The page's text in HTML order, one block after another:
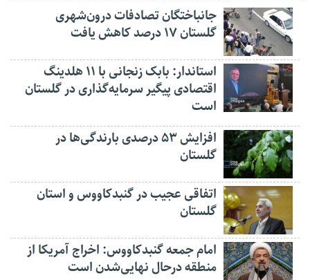
جانباختگان تصادفات درون‌شهری
گلستان ۱۷ درصد کاهش یافت
استاندار: بابک زنجانی با ۱۱ هلدینگ
اقتصادی پیگیر سرمایه‌گذاری در گلستان
است
افزایش ۵۳ درصدی بارندگی‌ها در
گلستان
اتفاقی عجیب در‌ گنبدکاووس و استان
گلستان
امام جمعه گنبدکاووس: اخراج آمریکا از
منطقه درحال نهایی‌شدن است